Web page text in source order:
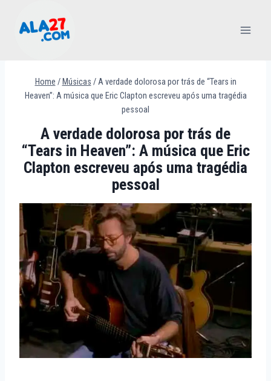
Home / Músicas / A verdade dolorosa por trás de “Tears in
Heaven”: A música que Eric Clapton escreveu após uma tragédia
pessoal
A verdade dolorosa por trás de
“Tears in Heaven”: A música que Eric
Clapton escreveu após uma tragédia
pessoal